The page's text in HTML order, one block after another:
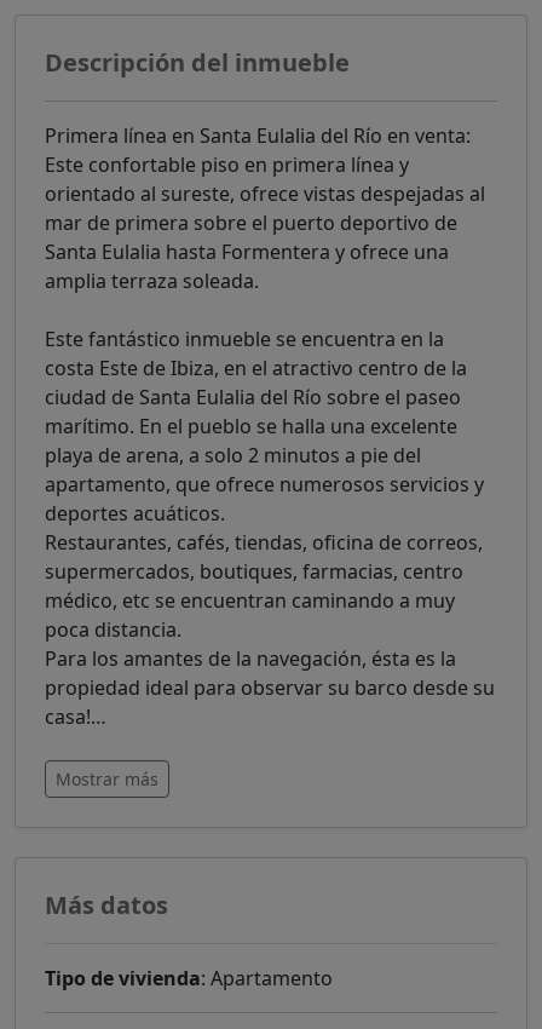
Descripción del inmueble
Primera línea en Santa Eulalia del Río en venta:
Este confortable piso en primera línea y
orientado al sureste, ofrece vistas despejadas al
mar de primera sobre el puerto deportivo de
Santa Eulalia hasta Formentera y ofrece una
amplia terraza soleada.
Este fantástico inmueble se encuentra en la
costa Este de Ibiza, en el atractivo centro de la
ciudad de Santa Eulalia del Río sobre el paseo
marítimo. En el pueblo se halla una excelente
playa de arena, a solo 2 minutos a pie del
apartamento, que ofrece numerosos servicios y
deportes acuáticos.
Restaurantes, cafés, tiendas, oficina de correos,
supermercados, boutiques, farmacias, centro
médico, etc se encuentran caminando a muy
poca distancia.
Para los amantes de la navegación, ésta es la
propiedad ideal para observar su barco desde su
casa!…
Mostrar más
Más datos
Tipo de vivienda: Apartamento